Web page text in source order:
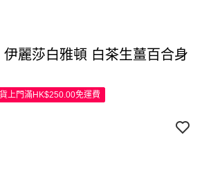
麗莎白雅頓 白茶生薑百合身
上門滿HK$250.00免運費